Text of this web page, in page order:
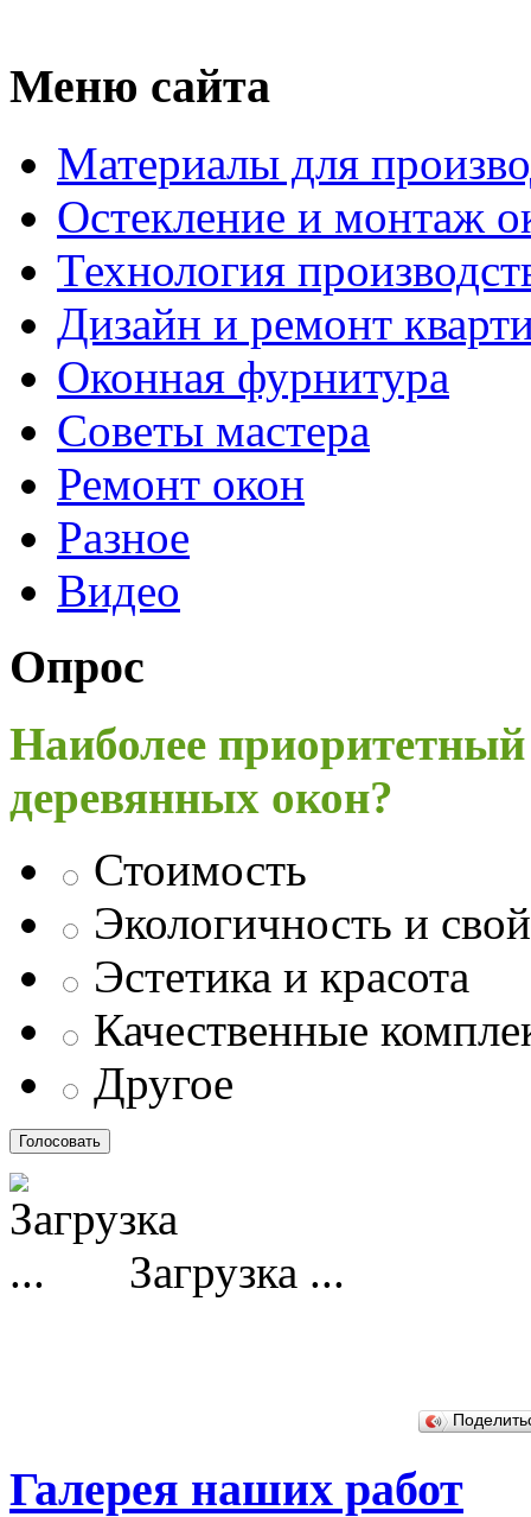
Меню сайта
Материалы для
Остекление и монтаж
Технология
Дизайн и ремонт
Оконная фурнитура
Советы мастера
Ремонт окон
Разное
Видео
Опрос
Наиболее
деревянных окон?
Стоимость
Экологичность и
Эстетика и красота
Качественные
Другое
Загрузка ...
Галерея наших работ